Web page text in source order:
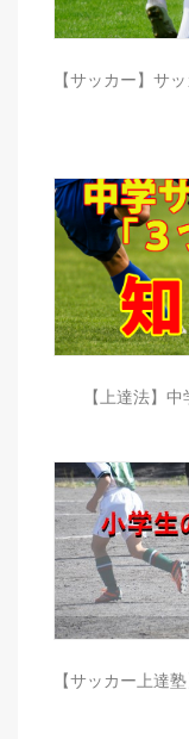
【サッカー】サ
【上達法】
【サッカー上達